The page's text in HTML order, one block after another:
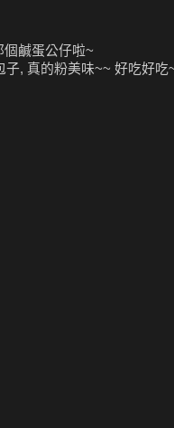
個鹹蛋公仔啦~
, 真的粉美味~~ 好吃好吃